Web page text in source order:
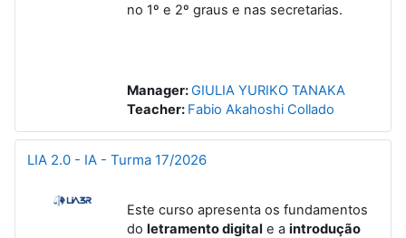
no 1º e 2º graus e nas secretarias.
Manager:GIULIA YURIKO TANAKA
Teacher: Fabio Akahoshi Collado
LIA 2.0 - IA - Turma 17/2026
Este curso apresenta os fundamentos
do letramento digital e a introdução